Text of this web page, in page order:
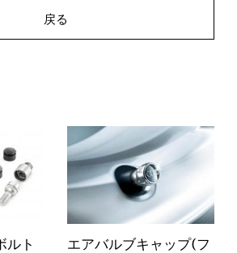
戻る
ルト
エアバルブキャップ(フ